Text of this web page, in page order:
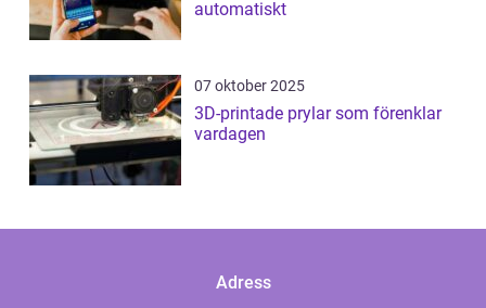
automatiskt
07 oktober 2025
3D-printade prylar som förenklar
vardagen
Adress